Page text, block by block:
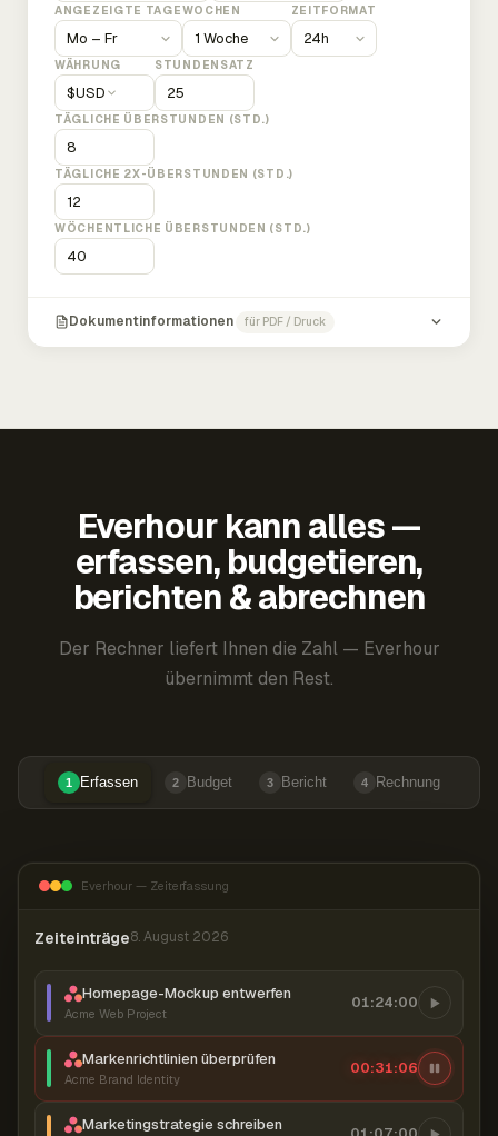
ANGEZEIGTE TAGEWOCHEN ZEITFORMAT
WÄHRUNG
$USD
STUNDENSATZ
TÄGLICHE ÜBERSTUNDEN (STD.)
TÄGLICHE 2X-ÜBERSTUNDEN (STD.)
WÖCHENTLICHE ÜBERSTUNDEN (STD.)
Dokumentinformationen für PDF / Druck
Everhour kann alles —
erfassen, budgetieren,
berichten & abrechnen
Der Rechner liefert Ihnen die Zahl — Everhour
übernimmt den Rest.
1 Erfassen 2 Budget 3 Bericht 4 Rechnung
Everhour — Zeiterfassung
Zeiteinträge8. August 2026
Homepage-Mockup entwerfen
Acme Web Project
01:24:00
Markenrichtlinien überprüfen
Acme Brand Identity
00:31:07
Marketingstrategie schreiben